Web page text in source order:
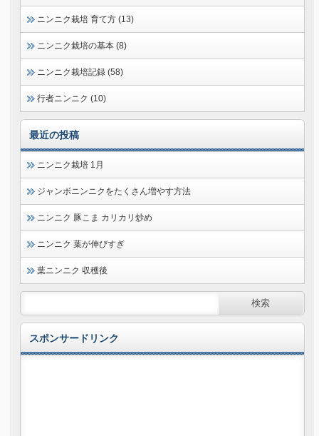
ニンニク栽培 育て方 (13)
ニンニク栽培の基本 (8)
ニンニク栽培記録 (58)
行者ニンニク (10)
最近の投稿
ニンニク栽培 1月
ジャンボニンニクをたくさん増やす方法
ニンニク 豚こま カリカリ炒め
ニンニク 葉が伸びすぎ
葉ニンニク 収穫後
スポンサードリンク